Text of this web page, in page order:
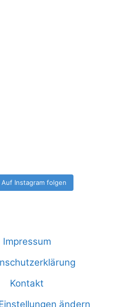
Auf Instagram folgen
Impressum
Kontakt
ändern